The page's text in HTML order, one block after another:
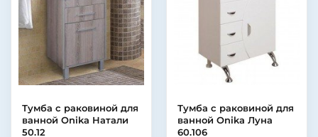
Тумба с раковиной для
ванной Onika Натали
50.12
Тумба с раковиной для
ванной Onika Луна
60.106